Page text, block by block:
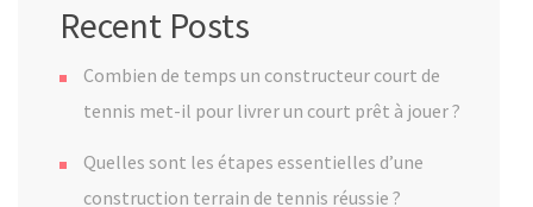
Recent Posts
Combien de temps un constructeur court de
tennis met-il pour livrer un court prêt à jouer ?
Quelles sont les étapes essentielles d’une
construction terrain de tennis réussie ?